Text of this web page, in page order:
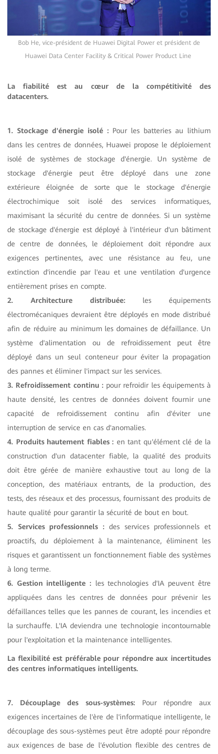
Bob He, vice-président de Huawei Digital Power et président de
Huawei Data Center Facility & Critical Power Product Line
La fiabilité est au cœur de la compétitivité des
datacenters.
1. Stockage d'énergie isolé : Pour les batteries au lithium
dans les centres de données, Huawei propose le déploiement
isolé de systèmes de stockage d'énergie. Un système de
stockage d'énergie peut être déployé dans une zone
extérieure éloignée de sorte que le stockage d'énergie
électrochimique soit isolé des services informatiques,
maximisant la sécurité du centre de données. Si un système
de stockage d'énergie est déployé à l'intérieur d'un bâtiment
de centre de données, le déploiement doit répondre aux
exigences pertinentes, avec une résistance au feu, une
extinction d'incendie par l'eau et une ventilation d'urgence
entièrement prises en compte.
2. Architecture distribuée: les équipements
électromécaniques devraient être déployés en mode distribué
afin de réduire au minimum les domaines de défaillance. Un
système d'alimentation ou de refroidissement peut être
déployé dans un seul conteneur pour éviter la propagation
des pannes et éliminer l'impact sur les services.
3. Refroidissement continu : pour refroidir les équipements à
haute densité, les centres de données doivent fournir une
capacité de refroidissement continu afin d'éviter une
interruption de service en cas d'anomalies.
4. Produits hautement fiables : en tant qu'élément clé de la
construction d'un datacenter fiable, la qualité des produits
doit être gérée de manière exhaustive tout au long de la
conception, des matériaux entrants, de la production, des
tests, des réseaux et des processus, fournissant des produits de
haute qualité pour garantir la sécurité de bout en bout.
5. Services professionnels :des services professionnels et
proactifs, du déploiement à la maintenance, éliminent les
risques et garantissent un fonctionnement fiable des systèmes
à long terme.
6. Gestion intelligente : les technologies d'IA peuvent être
appliquées dans les centres de données pour prévenir les
défaillances telles que les pannes de courant, les incendies et
la surchauffe. L'IA deviendra une technologie incontournable
pour l'exploitation et la maintenance intelligentes.
La flexibilité est préférable pour répondre aux incertitudes
des centres informatiques intelligents.
7. Découplage des sous-systèmes: Pour répondre aux
exigences incertaines de l'ère de l'informatique intelligente, le
découplage des sous-systèmes peut être adopté pour répondre
aux exigences de base de l'évolution flexible des centres de